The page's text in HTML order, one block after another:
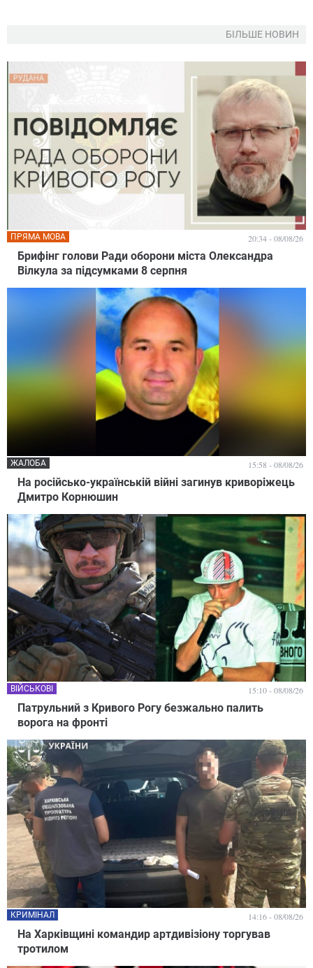
БІЛЬШЕ НОВИН
Брифінг голови Ради оборони міста Олександра
Вілкула за підсумками 8 серпня
ПРЯМА МОВА 20:34 - 08/08/26
На російсько-українській війні загинув криворіжець
Дмитро Корнюшин
ЖАЛОБА 15:58 - 08/08/26
Патрульний з Кривого Рогу безжально палить
ворога на фронті
ВІЙСЬКОВІ 15:10 - 08/08/26
На Харківщині командир артдивізіону торгував
тротилом
КРИМІНАЛ 14:16 - 08/08/26